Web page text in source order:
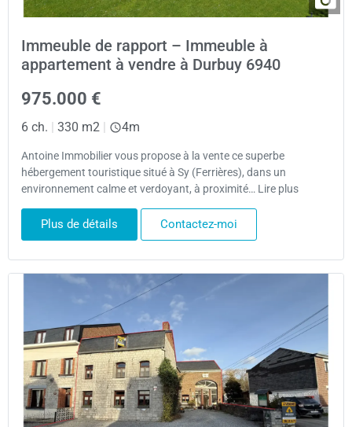
Immeuble de rapport – Immeuble à
appartement à vendre à Durbuy 6940
975.000 €
6 ch. | 330 m2 | 4m
Antoine Immobilier vous propose à la vente ce superbe
hébergement touristique situé à Sy (Ferrières), dans un
environnement calme et verdoyant, à proximité… Lire plus
Plus de détails Contactez-moi